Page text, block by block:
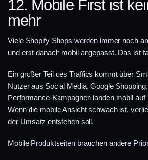
12. Mobile First ist
mehr
Viele Shopify Shops werden immer noch
und erst danach mobil angepasst. Das ist
Ein großer Teil des Traffics kommt über
Nutzer aus Social Media, Google
Performance-Kampagnen landen mobil auf
Wenn die mobile Ansicht schwach ist,
der Umsatz entstehen soll.
Mobile Produktseiten brauchen andere